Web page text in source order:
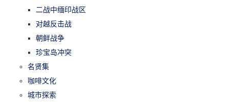
二战中缅印战区
对越反击战
朝鲜战争
珍宝岛冲突
名贤集
咖啡文化
城市探索